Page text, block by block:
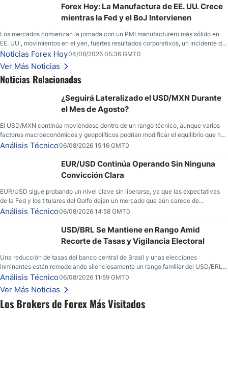
Los Brokers de Forex Más Visitados
yen; el peso mexicano ve un repunte a medida que las tasas caen en EE. UU.
Forex Hoy: La Manufactura de EE. UU. Crece
mientras la Fed y el BoJ Intervienen
Los mercados comienzan la jornada con un PMI manufacturero más sólido en
EE. UU., movimientos en el yen, fuertes resultados corporativos, un incidente de
seguridad en Bitcoin y nuevas señales desde el mercado del petróleo.
Noticias Forex Hoy04/08/2026 05:36 GMT0
Ver Más Noticias
Noticias Relacionadas
¿Seguirá Lateralizado el USD/MXN Durante
el Mes de Agosto?
El USD/MXN continúa moviéndose dentro de un rango técnico, aunque varios
factores macroeconómicos y geopolíticos podrían modificar el equilibrio que ha
dominado al mercado en las últimas semanas.
Análisis Técnico06/08/2026 15:16 GMT0
EUR/USD Continúa Operando Sin Ninguna
Convicción Clara
EUR/USD sigue probando un nivel clave sin liberarse, ya que las expectativas
de la Fed y los titulares del Golfo dejan un mercado que aún carece de
convicción real.
Análisis Técnico06/08/2026 14:58 GMT0
USD/BRL Se Mantiene en Rango Amid
Recorte de Tasas y Vigilancia Electoral
Una reducción de tasas del banco central de Brasil y unas elecciones
inminentes están remodelando silenciosamente un rango familiar del USD/BRL.
Una reducción de tasas por parte del banco central de Brasil y unas elecciones
inminentes están remodelando silenciosamente un rango familiar del USD/BRL.
Esto es lo que los traders están observando a continuación.
Análisis Técnico06/08/2026 11:59 GMT0
Ver Más Noticias